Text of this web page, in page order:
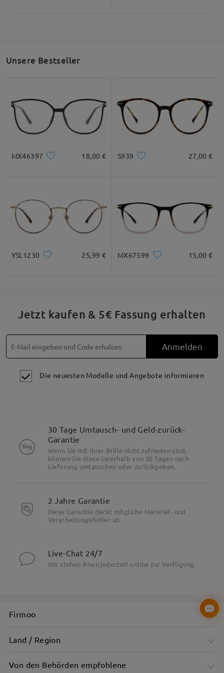
anzeigen
Bewertung schreiben
Unsere Bestseller
MX46397 18,00 € S939 27,00 €
YSL1230 25,99 € MX67599 15,00 €
Jetzt kaufen & 5€ Fassung erhalten
Anmelden
Die neuesten Modelle und Angebote informieren
30 Tage Umtausch- und Geld-zurück-
Garantie
Wenn Sie mit Ihrer Brille nicht zufrieden sind,
können Sie diese innerhalb von 30 Tagen nach
Lieferung umtauschen oder zurückgeben.
2 Jahre Garantie
Diese Garantie deckt mögliche Material- und
Verarbeitungsfehler ab.
Live-Chat 24/7
Wir stehen ihnen jederzeit online zur Verfügung
Firmoo
Land / Region
Von den Behörden empfohlene